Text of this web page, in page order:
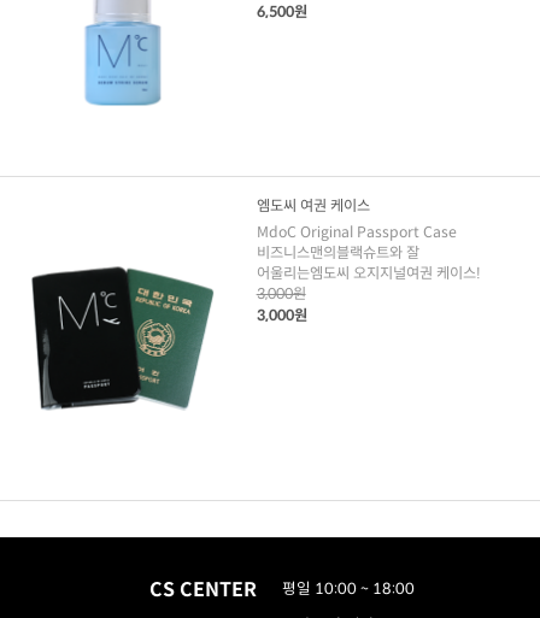
6,500원
엠도씨 여권 케이스
MdoC Original Passport Case
비즈니스맨의블랙슈트와 잘
어울리는엠도씨 오지지널여권 케이스!
3,000원
3,000원
CS CENTER
평일 10:00 ~ 18:00